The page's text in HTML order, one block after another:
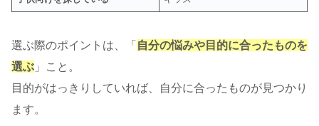
選ぶ際のポイントは、「 自分の悩みや目的に合ったものを
選ぶ 」こと。
目的がはっきりしていれば、自分に合ったものが見つかり
ます。